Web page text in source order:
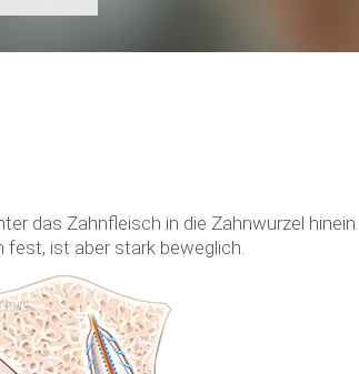
das Zahnfleisch in die Zahnwurzel hinein.
ist aber stark beweglich.